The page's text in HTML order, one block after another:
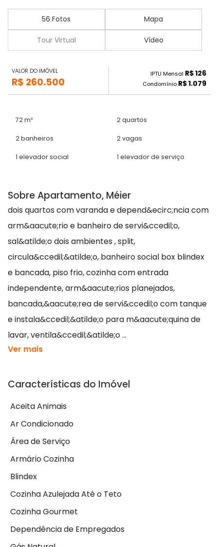
56 Fotos Mapa
Tour Virtual Vídeo
VALOR DO IMÓVEL
R$ 260.500
IPTU Mensal R$ 126
Condomínio R$ 1.079
72 m² 2 quartos
2 banheiros 2 vagas
1 elevador social 1 elevador de serviço
Sobre Apartamento, Méier
dois quartos com varanda e depend&ecirc;ncia com
arm&aacute;rio e banheiro de servi&ccedil;o,
sal&atilde;o dois ambientes , split,
circula&ccedil;&atilde;o, banheiro social box blindex
e bancada, piso frio, cozinha com entrada
independente, arm&aacute;rios planejados,
bancada,&aacute;rea de servi&ccedil;o com tanque
e instala&ccedil;&atilde;o para m&aacute;quina de
lavar, ventila&ccedil;&atilde;o ...
Ver mais
Características do Imóvel
Aceita Animais
Ar Condicionado
Área de Serviço
Armário Cozinha
Blindex
Cozinha Azulejada Até o Teto
Cozinha Gourmet
Dependência de Empregados